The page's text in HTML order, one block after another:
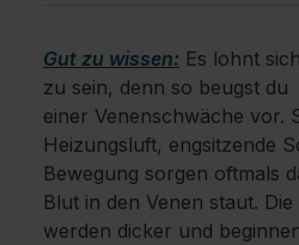
Gut zu wissen: Es lohnt
zu sein, denn so beugst du
einer Venenschwäche vor.
Heizungsluft, engsitzende
Bewegung sorgen oftmals
Blut in den Venen staut.
werden dicker und